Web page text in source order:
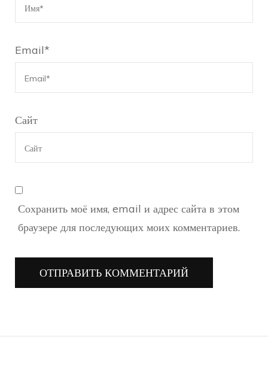
Email*
Сайт
Сохранить моё имя, email и адрес сайта в этом
браузере для последующих моих комментариев.